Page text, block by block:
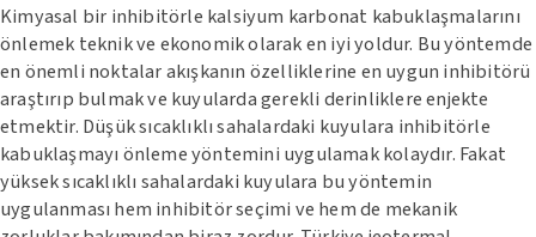
Kimyasal bir inhibitörle kalsiyum karbonat kabuklaşmalarını
önlemek teknik ve ekonomik olarak en iyi yoldur. Bu yöntemde
en önemli noktalar akışkanın özelliklerine en uygun inhibitörü
araştırıp bulmak ve kuyularda gerekli derinliklere enjekte
etmektir. Düşük sıcaklıklı sahalardaki kuyulara inhibitörle
kabuklaşmayı önleme yöntemini uygulamak kolaydır. Fakat
yüksek sıcaklıklı sahalardaki kuyulara bu yöntemin
uygulanması hem inhibitör seçimi ve hem de mekanik